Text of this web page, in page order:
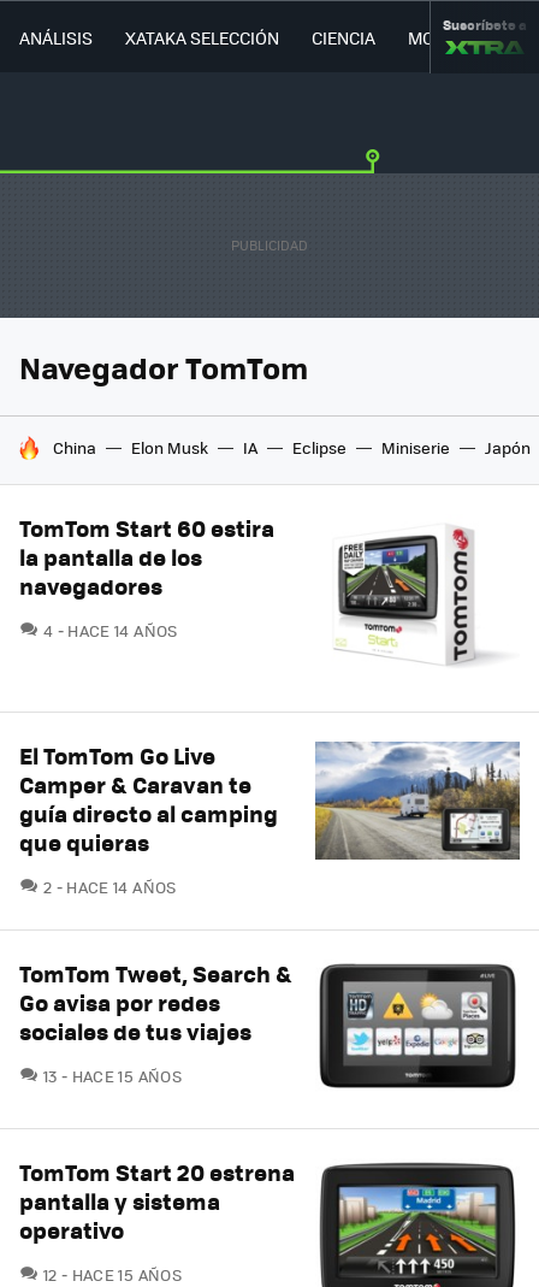
ANÁLISIS XATAKA SELECCIÓN CIENCIA MOVILIDAD
Suscríbete a
Navegador TomTom
HOY SE HABLA DE
China Elon Musk IA Eclipse Miniserie Japón
TomTom Start 60 estira
la pantalla de los
navegadores
4 COMENTARIOS
HACE 14 AÑOS
El TomTom Go Live
Camper & Caravan te
guía directo al camping
que quieras
2 COMENTARIOS
HACE 14 AÑOS
TomTom Tweet, Search &
Go avisa por redes
sociales de tus viajes
13 COMENTARIOS
HACE 15 AÑOS
TomTom Start 20 estrena
pantalla y sistema
operativo
12 COMENTARIOS
HACE 15 AÑOS